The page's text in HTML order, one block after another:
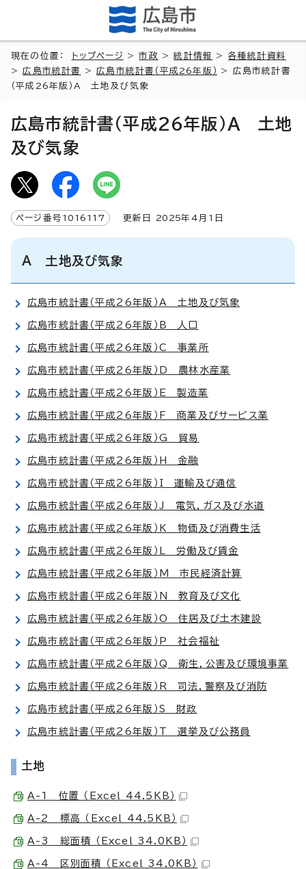
現在の位置： トップページ >市政 >統計情報 > 各種統計資料
>広島市統計書 >広島市統計書（平成26年版）
> 広島市統計書
（平成26年版）A 土地及び気象
広島市統計書（平成26年版）A 土地
及び気象
ページ番号 1016117 更新日 2025年4月1日
A 土地及び気象
広島市統計書（平成26年版）A 土地及び気象
広島市統計書（平成26年版）B 人口
広島市統計書（平成26年版）C 事業所
広島市統計書（平成26年版）D 農林水産業
広島市統計書（平成26年版）E 製造業
広島市統計書（平成26年版）F 商業及びサービス業
広島市統計書（平成26年版）G 貿易
広島市統計書（平成26年版）H 金融
広島市統計書（平成26年版）I 運輸及び通信
広島市統計書（平成26年版）J 電気，ガス及び水道
広島市統計書（平成26年版）K 物価及び消費生活
広島市統計書（平成26年版）L 労働及び賃金
広島市統計書（平成26年版）M 市民経済計算
広島市統計書（平成26年版）N 教育及び文化
広島市統計書（平成26年版）O 住居及び土木建設
広島市統計書（平成26年版）P 社会福祉
広島市統計書（平成26年版）Q 衛生，公害及び環境事業
広島市統計書（平成26年版）R 司法，警察及び消防
広島市統計書（平成26年版）S 財政
広島市統計書（平成26年版）T 選挙及び公務員
土地
A-1 位置 （Excel 44.5KB）
A-2 標高 （Excel 44.5KB）
A-3 総面積 （Excel 34.0KB）
A-4 区別面積 （Excel 34.0KB）